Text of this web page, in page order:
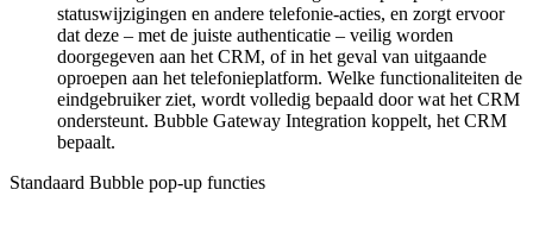
statuswijzigingen en andere telefonie-acties, en zorgt ervoor
dat deze – met de juiste authenticatie – veilig worden
doorgegeven aan het CRM, of in het geval van uitgaande
oproepen aan het telefonieplatform. Welke functionaliteiten de
eindgebruiker ziet, wordt volledig bepaald door wat het CRM
ondersteunt. Bubble Gateway Integration koppelt, het CRM
bepaalt.
Standaard Bubble pop-up functies